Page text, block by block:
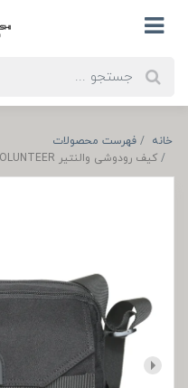
خانه
فهرست محصولات
کیف رودوشی والنتیر VOLUNTEER مدل V1788-03